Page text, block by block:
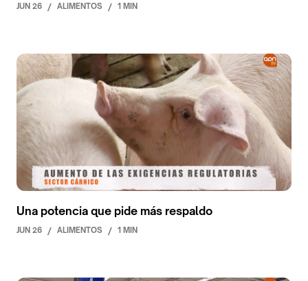
JUN 26 / ALIMENTOS / 1 MIN
Una potencia que pide más respaldo
JUN 26 / ALIMENTOS / 1 MIN